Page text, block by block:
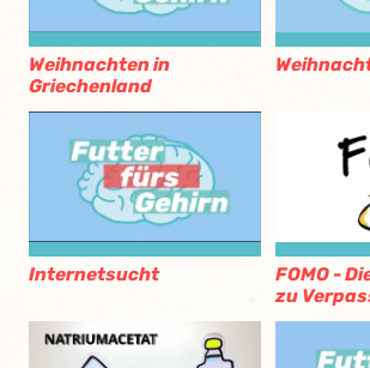
Weihnachten in
Griechenland
Internetsucht
FOMO -
zu